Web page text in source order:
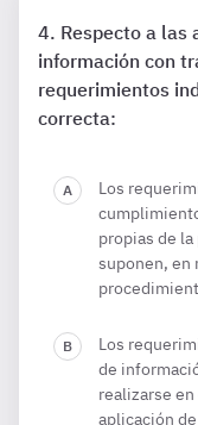
Respecto a las
información con
requerimientos
correcta:
Los
propias de
suponen, en
Los
de
realizarse
aplicación